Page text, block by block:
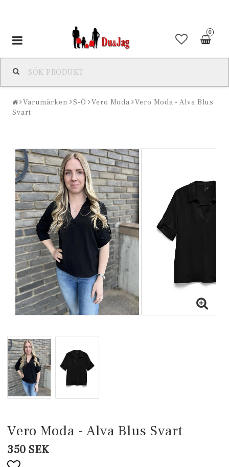
0
Toggle
navigation
Varumärken S-Ö Vero Moda
Vero Moda - Alva Blus
Svart
Vero Moda - Alva Blus Svart
350 SEK